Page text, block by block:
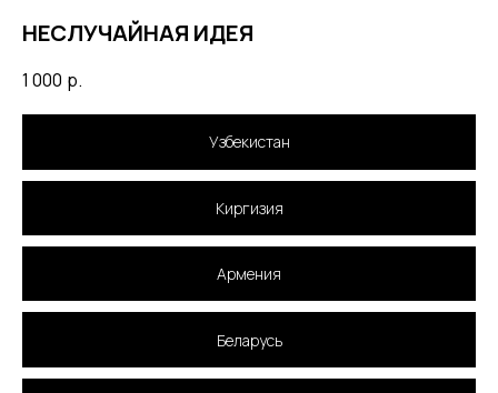
НЕСЛУЧАЙНАЯ ИДЕЯ
1 000 р.
Узбекистан
Киргизия
Армения
Беларусь